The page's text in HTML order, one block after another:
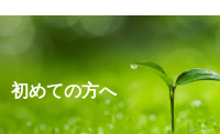
初めての方へ